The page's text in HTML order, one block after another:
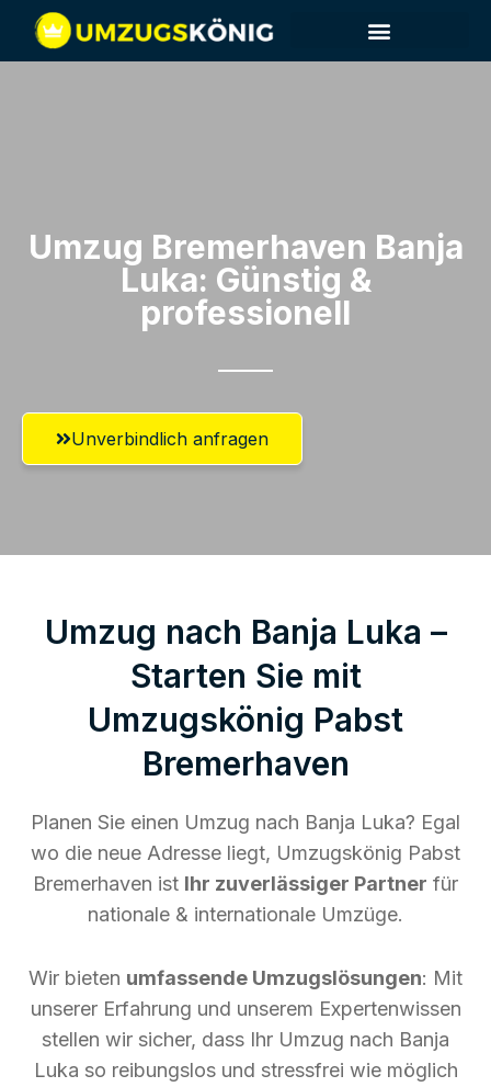
Umzug Bremerhaven​ Banja
Luka: Günstig &
professionell​
Unverbindlich anfragen
Umzug nach Banja Luka –
Starten Sie mit
Umzugskönig Pabst
Bremerhaven
Planen Sie einen Umzug nach Banja Luka? Egal
wo die neue Adresse liegt, Umzugskönig Pabst
Bremerhaven ist Ihr zuverlässiger Partner für
nationale & internationale Umzüge.
Wir bieten umfassende Umzugslösungen: Mit
unserer Erfahrung und unserem Expertenwissen
stellen wir sicher, dass Ihr Umzug nach Banja
Luka so reibungslos und stressfrei wie möglich